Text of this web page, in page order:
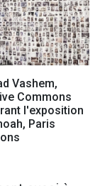
Vashem,
Commons
l'exposition
Paris